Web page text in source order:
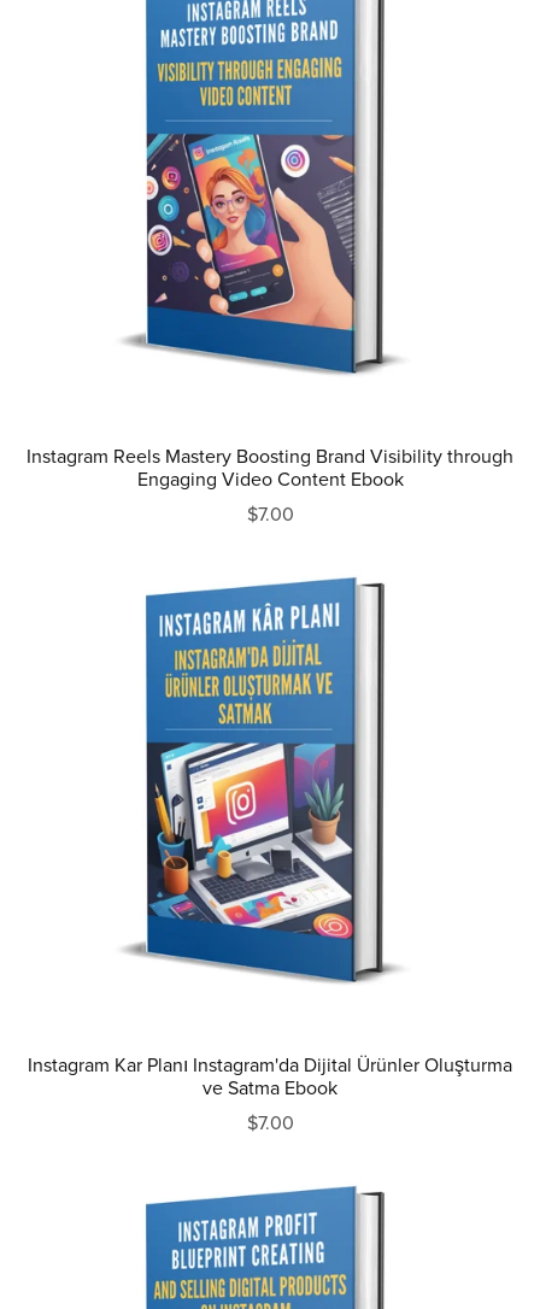
Instagram Reels Mastery Boosting Brand Visibility through
Engaging Video Content Ebook
$7.00
Instagram Kar Planı Instagram'da Dijital Ürünler Oluşturma
ve Satma Ebook
$7.00